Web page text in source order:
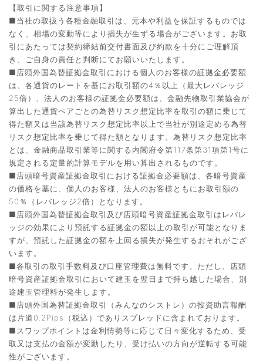
【取引に関する注意事項】
■当社の取扱う各種金融取引は、元本や利益を保証するものでは
なく、相場の変動等により損失が生ずる場合がございます。お取
引にあたっては契約締結前交付書面及び約款を十分にご理解頂
き、ご自身の責任と判断にてお願いいたします。
■店頭外国為替証拠金取引における個人のお客様の証拠金必要額
は、各通貨のレートを基にお取引額の4％以上（最大レバレッジ
25倍）、法人のお客様の証拠金必要額は、金融先物取引業協会が
算出した通貨ペアごとの為替リスク想定比率を取引の額に乗じて
得た額又は当該為替リスク想定比率以上で当社が別途定める為替
リスク想定比率を乗じて得た額となります。為替リスク想定比率
とは、金融商品取引業等に関する内閣府令第117条第31項第1号に
規定される定量的計算モデルを用い算出されるものです。
■店頭暗号資産証拠金取引における証拠金必要額は、各暗号資産
の価格を基に、個人のお客様、法人のお客様ともにお取引額の
50％（レバレッジ2倍）となります。
■店頭外国為替証拠金取引及び店頭暗号資産証拠金取引はレバレ
ッジの効果により預託する証拠金の額以上の取引が可能となりま
すが、預託した証拠金の額を上回る損失が発生するおそれがござ
います。
■各取引の取引手数料及び口座管理費は無料です。ただし、店頭
暗号資産証拠金取引において建玉を翌日まで持ち越した場合、別
途建玉管理料が発生します。
■店頭外国為替証拠金取引（みんなのシストレ）の投資助言報酬
は片道0.2Pips（税込）でありスプレッドに含まれております。
■スワップポイントは金利情勢等に応じて日々変化するため、受
取又は支払の金額が変動したり、受け払いの方向が逆転する可能
性がございます。